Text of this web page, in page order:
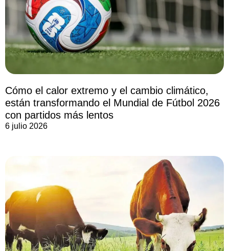
Cómo el calor extremo y el cambio climático,
están transformando el Mundial de Fútbol 2026
con partidos más lentos
6 julio 2026